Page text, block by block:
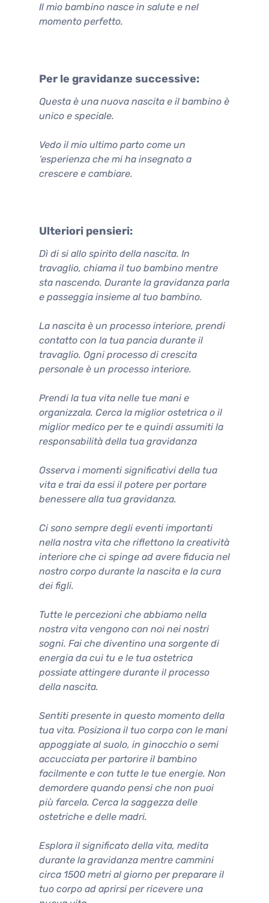
Il mio bambino nasce in salute e nel
momento perfetto.
Per le gravidanze successive:
Questa è una nuova nascita e il bambino è
unico e speciale.
Vedo il mio ultimo parto come un
‘esperienza che mi ha insegnato a
crescere e cambiare.
Ulteriori pensieri:
Dì di si allo spirito della nascita. In
travaglio, chiama il tuo bambino mentre
sta nascendo. Durante la gravidanza parla
e passeggia insieme al tuo bambino.
La nascita è un processo interiore, prendi
contatto con la tua pancia durante il
travaglio. Ogni processo di crescita
personale è un processo interiore.
Prendi la tua vita nelle tue mani e
organizzala. Cerca la miglior ostetrica o il
miglior medico per te e quindi assumiti la
responsabilità della tua gravidanza
Osserva i momenti significativi della tua
vita e trai da essi il potere per portare
benessere alla tua gravidanza.
Ci sono sempre degli eventi importanti
nella nostra vita che riflettono la creatività
interiore che ci spinge ad avere fiducia nel
nostro corpo durante la nascita e la cura
dei figli.
Tutte le percezioni che abbiamo nella
nostra vita vengono con noi nei nostri
sogni. Fai che diventino una sorgente di
energia da cui tu e le tua ostetrica
possiate attingere durante il processo
della nascita.
Sentiti presente in questo momento della
tua vita. Posiziona il tuo corpo con le mani
appoggiate al suolo, in ginocchio o semi
accucciata per partorire il bambino
facilmente e con tutte le tue energie. Non
demordere quando pensi che non puoi
più farcela. Cerca la saggezza delle
ostetriche e delle madri.
Esplora il significato della vita, medita
durante la gravidanza mentre cammini
circa 1500 metri al giorno per preparare il
tuo corpo ad aprirsi per ricevere una